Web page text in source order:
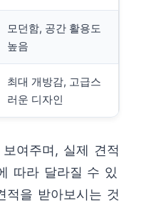
모던함, 공간 활용도
높음
최대 개방감, 고급스
러운 디자인
여주며, 실제 견적
따라 달라질 수 있
적을 받아보시는 것